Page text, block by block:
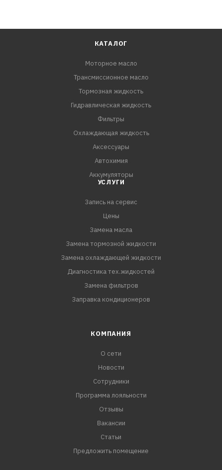
КАТАЛОГ
Моторное масло
Трансмиссионное масло
Тормозная жидкость
Гидравлическая жидкость
Фильтры
Охлаждающая жидкость
Аксессуары
Автохимия
Аккумуляторы
УСЛУГИ
Запись на сервис
Цены
Замена масла
Замена тормозной жидкости
Замена охлаждающей жидкости
Диагностика тех.жидкостей
Замена фильтров
Заправка кондиционеров
КОМПАНИЯ
О сети
Новости
Сотрудники
Программа лояльности
Отзывы
Вакансии
Статьи
Предложить помещение